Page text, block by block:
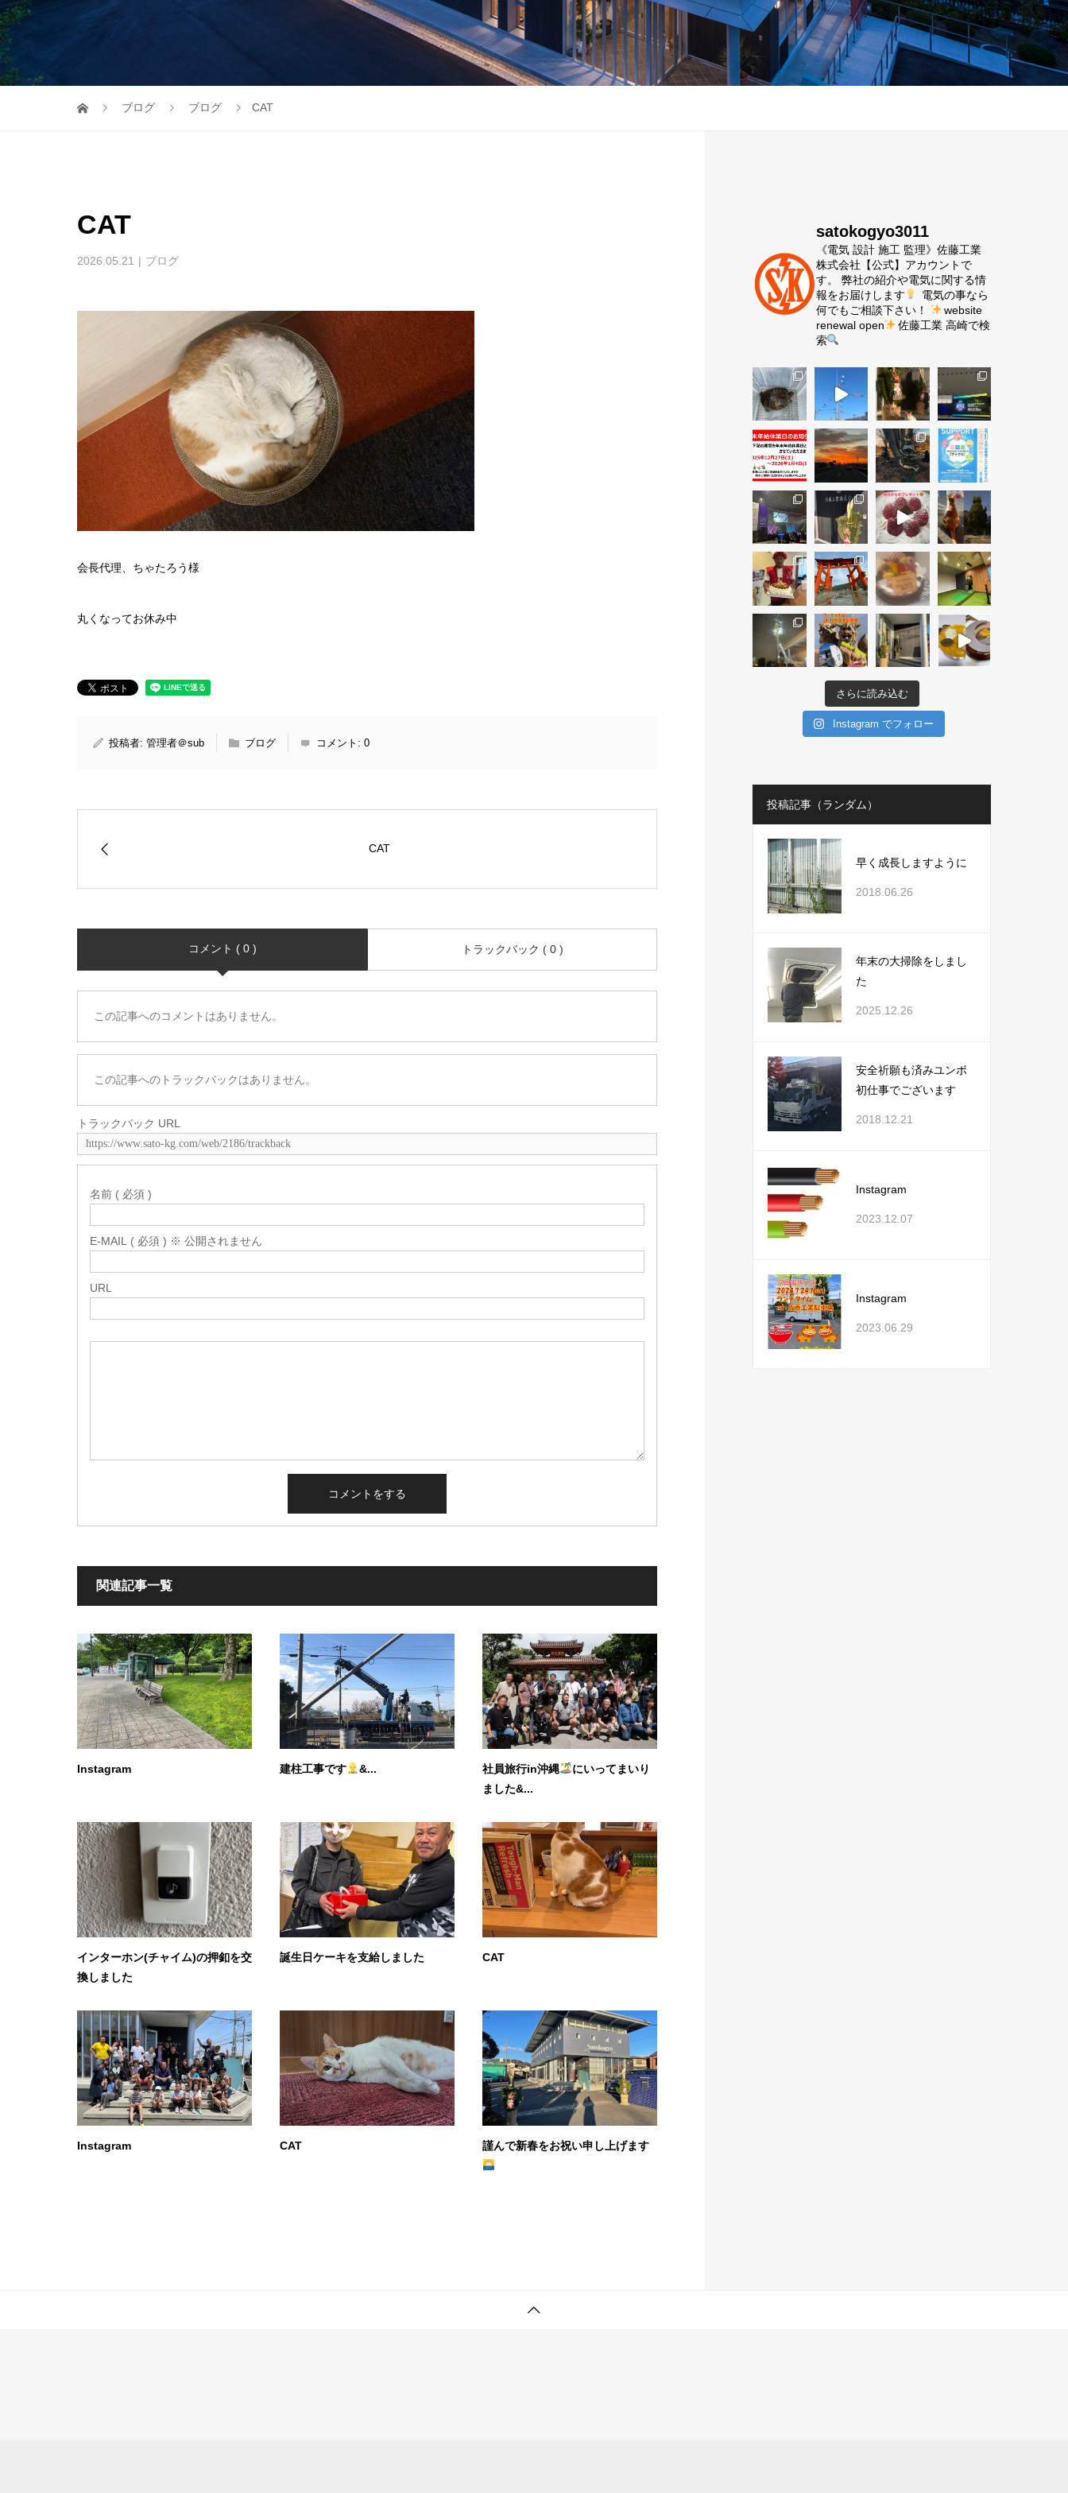
ブログ ブログ CAT
CAT
2026.05.21 ブログ
会長代理、ちゃたろう様
丸くなってお休み中
投稿者: 管理者＠sub ブログ コメント: 0
CAT
コメント ( 0 ) トラックバック ( 0 )
この記事へのコメントはありません。
この記事へのトラックバックはありません。
トラックバック URL
名前 ( 必須 )
E-MAIL ( 必須 ) ※ 公開されません
URL
関連記事一覧
Instagram 建柱工事です ‍&... 社員旅行in沖縄
にいってまいり
ました&...
インターホン(チャイム)の押釦を交
換しました
誕生日ケーキを支給しました CAT
Instagram CAT 謹んで新春をお祝い申し上げます
satokogyo3011
《電気 設計 施工 監理》佐藤工業
株式会社【公式】アカウントで
す。 弊社の紹介や電気に関する情
報をお届けします
電気の事なら
何でもご相談下さい！
website
renewal open
佐藤工業 高崎で検
索
さらに読み込む
Instagram でフォロー
投稿記事（ランダム）
早く成長しますように
2018.06.26
年末の大掃除をしまし
た
2025.12.26
安全祈願も済みユンボ
初仕事でございます
2018.12.21
Instagram
2023.12.07
Instagram
2023.06.29